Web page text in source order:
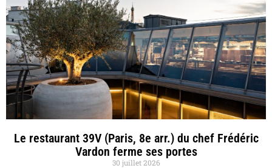
Le restaurant 39V (Paris, 8e arr.) du chef Frédéric
Vardon ferme ses portes
30 juillet 2026